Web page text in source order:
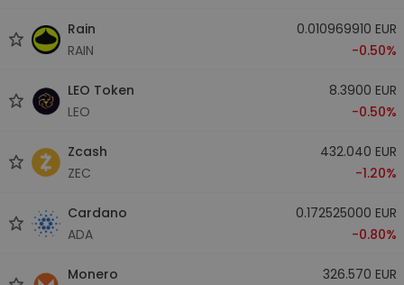
Rain
RAIN
0.010969910 EUR
-0.50%
LEO Token
LEO
8.3900 EUR
-0.50%
Zcash
ZEC
432.040 EUR
-1.20%
Cardano
ADA
0.172525000 EUR
-0.80%
Monero
326.570 EUR